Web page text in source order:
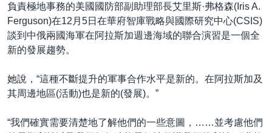
負責極地事務的美國國防部副助理部長艾里斯·弗格森(Iris A.
Ferguson)在12月5日在華府智庫戰略與國際研究中心(CSIS)
談到中俄兩國海軍在阿拉斯加週邊海域的聯合演習是一個全
新的發展趨勢。
她說，“這種不斷提升的軍事合作水平是新的。在阿拉斯加及
其周邊地區(活動)也是新的(發展)。”
“我們確實需要清楚地了解他們的一些意圖，……並考慮他們